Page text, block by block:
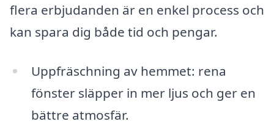
flera erbjudanden är en enkel process och
kan spara dig både tid och pengar.
Uppfräschning av hemmet: rena
fönster släpper in mer ljus och ger en
bättre atmosfär.